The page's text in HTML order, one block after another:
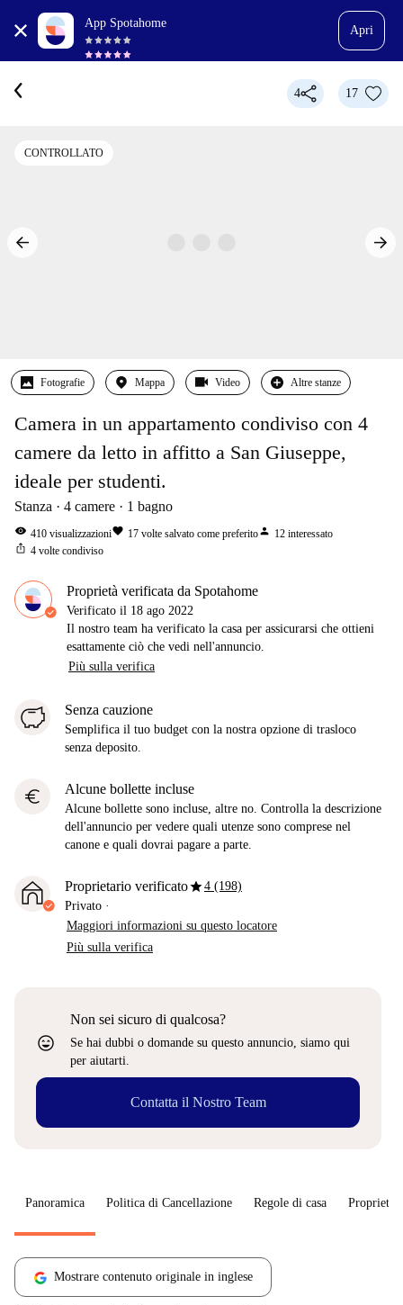
App Spotahome
Apri
4 17
CONTROLLATO
Fotografie Mappa Video Altre stanze
Camera in un appartamento condiviso con 4
camere da letto in affitto a San Giuseppe,
ideale per studenti.
Stanza 4 camere 1 bagno
visibility 410 visualizzazionifavorite 17 volte salvato come preferitoperson 12 interessato
ios_share 4 volte condiviso
Proprietà verificata da Spotahome
Verificato il 18 ago 2022
Il nostro team ha verificato la casa per assicurarsi che ottieni
esattamente ciò che vedi nell'annuncio.
Più sulla verifica
Senza cauzione
Semplifica il tuo budget con la nostra opzione di trasloco
senza deposito.
euro Alcune bollette incluse
Alcune bollette sono incluse, altre no. Controlla la descrizione
dell'annuncio per vedere quali utenze sono comprese nel
canone e quali dovrai pagare a parte.
Proprietario verificatostar4 (198)
Privato ·
Maggiori informazioni su questo locatore
Più sulla verifica
sentiment_very_satisfied
Non sei sicuro di qualcosa?
Se hai dubbi o domande su questo annuncio, siamo qui
per aiutarti.
Contatta il Nostro Team
Panoramica Politica di Cancellazione Regole di casa
Mostrare contenuto originale in inglese